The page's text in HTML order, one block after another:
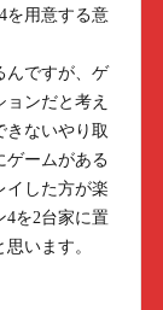
を用意する意
んですが、ゲ
ンだと考え
きないやり取
ゲームがある
イした方が楽
4を2台家に置
います。